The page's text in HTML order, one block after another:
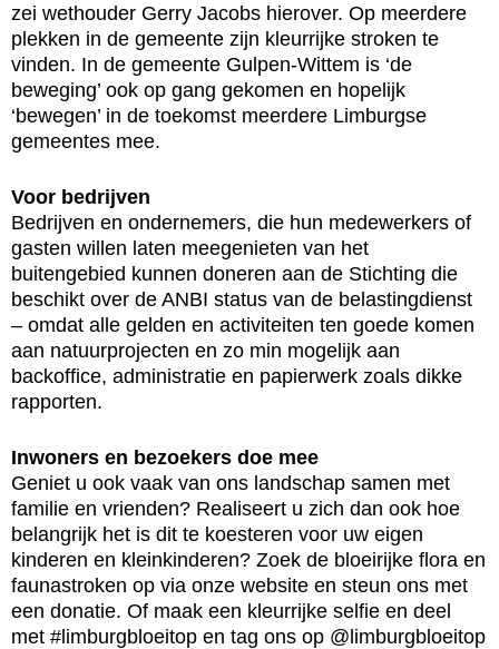
zei wethouder Gerry Jacobs hierover. Op meerdere
plekken in de gemeente zijn kleurrijke stroken te
vinden. In de gemeente Gulpen-Wittem is ‘de
beweging’ ook op gang gekomen en hopelijk
‘bewegen’ in de toekomst meerdere Limburgse
gemeentes mee.
Voor bedrijven
Bedrijven en ondernemers, die hun medewerkers of
gasten willen laten meegenieten van het
buitengebied kunnen doneren aan de Stichting die
beschikt over de ANBI status van de belastingdienst
– omdat alle gelden en activiteiten ten goede komen
aan natuurprojecten en zo min mogelijk aan
backoffice, administratie en papierwerk zoals dikke
rapporten.
Inwoners en bezoekers doe mee
Geniet u ook vaak van ons landschap samen met
familie en vrienden? Realiseert u zich dan ook hoe
belangrijk het is dit te koesteren voor uw eigen
kinderen en kleinkinderen? Zoek de bloeirijke flora en
faunastroken op via onze website en steun ons met
een donatie. Of maak een kleurrijke selfie en deel
met #limburgbloeitop en tag ons op @limburgbloeitop